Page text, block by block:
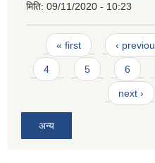
मिति: 09/11/2020 - 10:23
Pages
« first ‹
4 5 6
next ›
अन्य